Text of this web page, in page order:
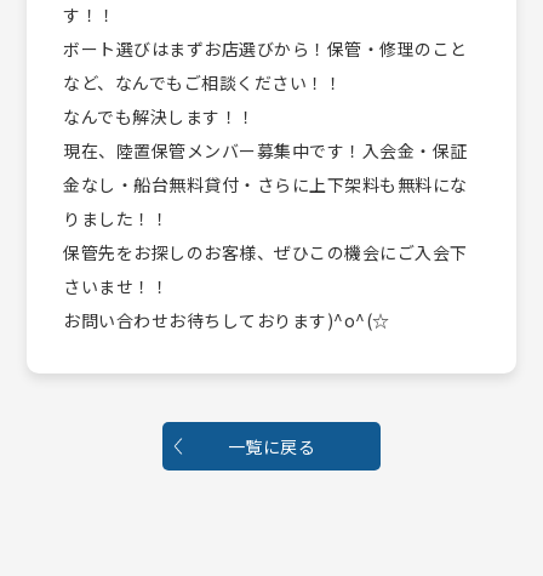
す！！
ボート選びはまずお店選びから！保管・修理のこと
など、なんでもご相談ください！！
なんでも解決します！！
現在、陸置保管メンバー募集中です！入会金・保証
金なし・船台無料貸付・さらに上下架料も無料にな
りました！！
保管先をお探しのお客様、ぜひこの機会にご入会下
さいませ！！
お問い合わせお待ちしております)^o^(☆
一覧に戻る